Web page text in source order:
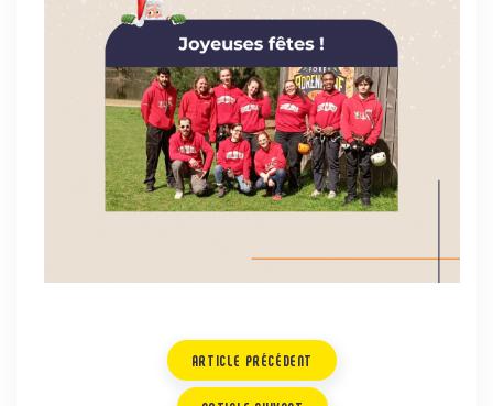
ARTICLE PRÉCÉDENT